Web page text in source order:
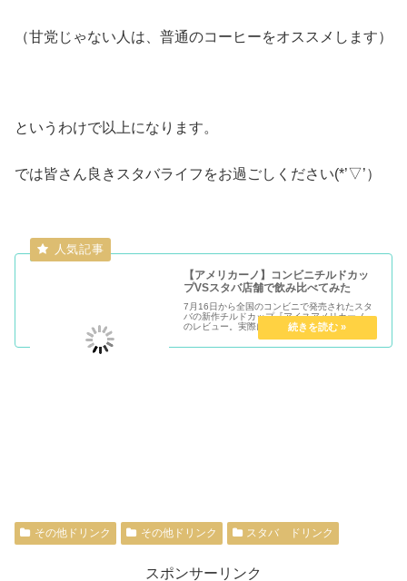
（甘党じゃない人は、普通のコーヒーをオススメします）
というわけで以上になります。
では皆さん良きスタバライフをお過ごしください(*’▽’）
【アメリカーノ】コンビニチルドカッ
プVSスタバ店舗で飲み比べてみた
7月16日から全国のコンビニで発売されたスタ
バの新作チルドカップ『アイスアメリカーノ』
のレビュー。実際にスタバで販売しているカフ
ェアメリカーノとチルドカップの味わいを比べ
てみた結果を深堀します。
その他ドリンク その他ドリンク スタバ ドリンク
スポンサーリンク